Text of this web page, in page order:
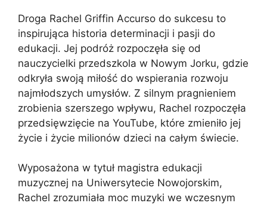
Droga Rachel Griffin Accurso do sukcesu to
inspirująca historia determinacji i pasji do
edukacji. Jej podróż rozpoczęła się od
nauczycielki przedszkola w Nowym Jorku, gdzie
odkryła swoją miłość do wspierania rozwoju
najmłodszych umysłów. Z silnym pragnieniem
zrobienia szerszego wpływu, Rachel rozpoczęła
przedsięwzięcie na YouTube, które zmieniło jej
życie i życie milionów dzieci na całym świecie.
Wyposażona w tytuł magistra edukacji
muzycznej na Uniwersytecie Nowojorskim,
Rachel zrozumiała moc muzyki we wczesnym